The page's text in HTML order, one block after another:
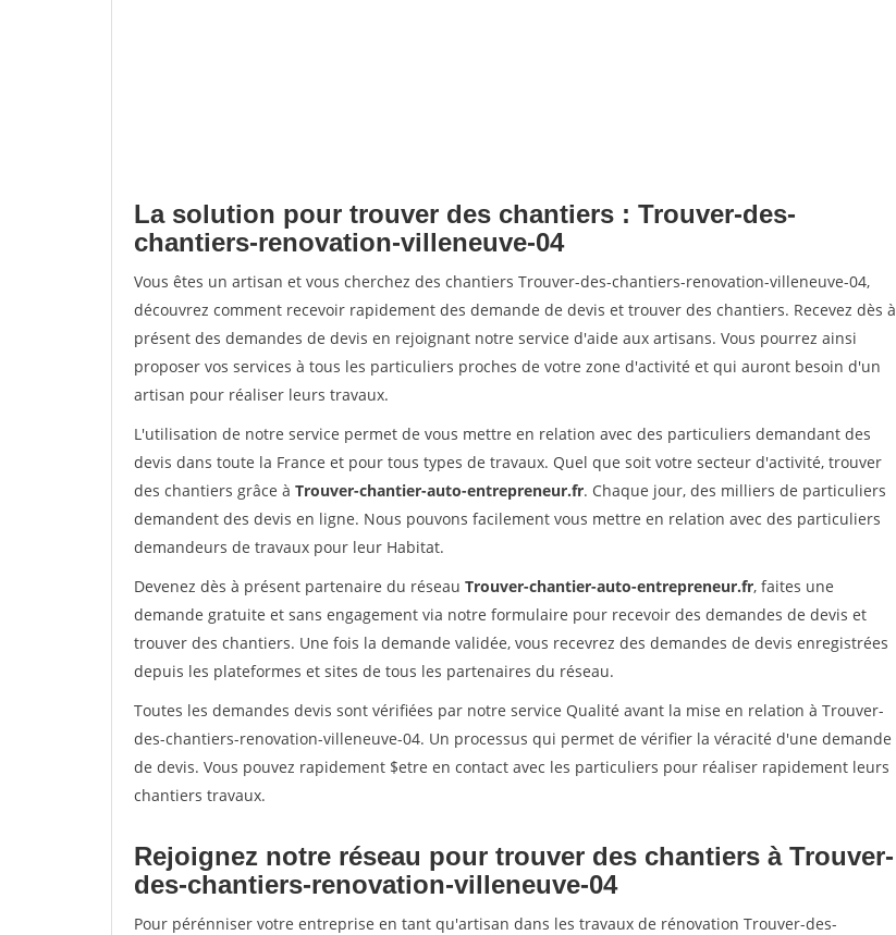
La solution pour trouver des chantiers : Trouver-des-
chantiers-renovation-villeneuve-04
Vous êtes un artisan et vous cherchez des chantiers Trouver-des-chantiers-renovation-villeneuve-04,
découvrez comment recevoir rapidement des demande de devis et trouver des chantiers. Recevez dès à
présent des demandes de devis en rejoignant notre service d'aide aux artisans. Vous pourrez ainsi
proposer vos services à tous les particuliers proches de votre zone d'activité et qui auront besoin d'un
artisan pour réaliser leurs travaux.
L'utilisation de notre service permet de vous mettre en relation avec des particuliers demandant des
devis dans toute la France et pour tous types de travaux. Quel que soit votre secteur d'activité, trouver
des chantiers grâce à Trouver-chantier-auto-entrepreneur.fr. Chaque jour, des milliers de particuliers
demandent des devis en ligne. Nous pouvons facilement vous mettre en relation avec des particuliers
demandeurs de travaux pour leur Habitat.
Devenez dès à présent partenaire du réseau Trouver-chantier-auto-entrepreneur.fr, faites une
demande gratuite et sans engagement via notre formulaire pour recevoir des demandes de devis et
trouver des chantiers. Une fois la demande validée, vous recevrez des demandes de devis enregistrées
depuis les plateformes et sites de tous les partenaires du réseau.
Toutes les demandes devis sont vérifiées par notre service Qualité avant la mise en relation à Trouver-
des-chantiers-renovation-villeneuve-04. Un processus qui permet de vérifier la véracité d'une demande
de devis. Vous pouvez rapidement $etre en contact avec les particuliers pour réaliser rapidement leurs
chantiers travaux.
Rejoignez notre réseau pour trouver des chantiers à Trouver-
des-chantiers-renovation-villeneuve-04
Pour pérénniser votre entreprise en tant qu'artisan dans les travaux de rénovation Trouver-des-